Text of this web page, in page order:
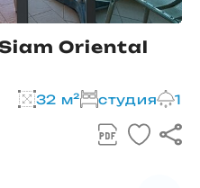
Oriental
32 м² студия 1